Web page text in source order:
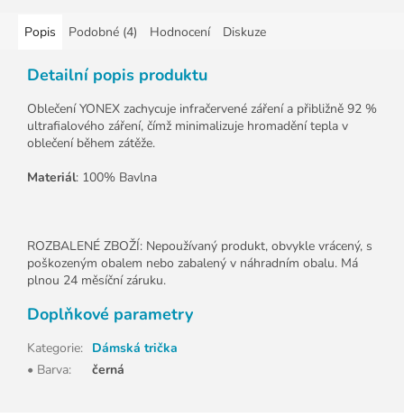
Popis Podobné (4) Hodnocení Diskuze
Detailní popis produktu
Oblečení YONEX zachycuje infračervené záření a přibližně 92 %
ultrafialového záření, čímž minimalizuje hromadění tepla v
oblečení během zátěže.
Materiál: 100% Bavlna
ROZBALENÉ ZBOŽÍ: Nepoužívaný produkt, obvykle vrácený, s
poškozeným obalem nebo zabalený v náhradním obalu. Má
plnou 24 měsíční záruku.
Doplňkové parametry
Kategorie: Dámská trička
• Barva: černá